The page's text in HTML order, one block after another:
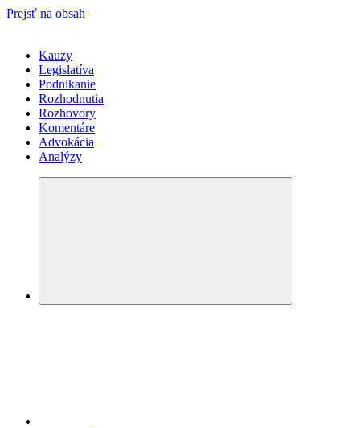
Prejsť na obsah
Kauzy
Legislatíva
Podnikanie
Rozhodnutia
Rozhovory
Komentáre
Advokácia
Analýzy